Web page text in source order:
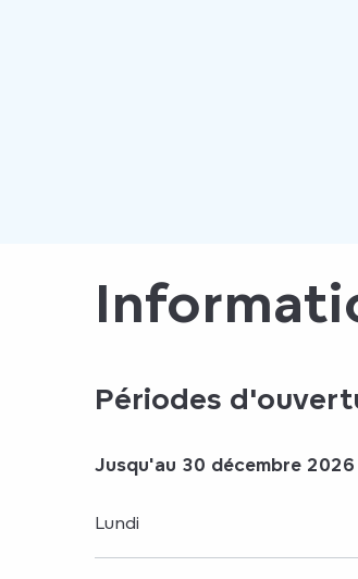
Périodes
Du1 janvier 2026au30
Jusqu'au 30 décembre 2026
Lundi